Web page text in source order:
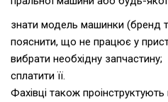
знати модель машинки (бренд
пояснити, що не працює у
вибрати необхідну запчастину;
сплатити її.
Фахівці також